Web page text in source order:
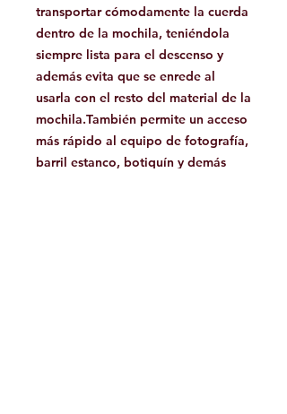
transportar cómodamente la cuerda
dentro de la mochila, teniéndola
siempre lista para el descenso y
además evita que se enrede al
usarla con el resto del material de la
mochila.También permite un acceso
más rápido al equipo de fotografía,
barril estanco, botiquín y demás